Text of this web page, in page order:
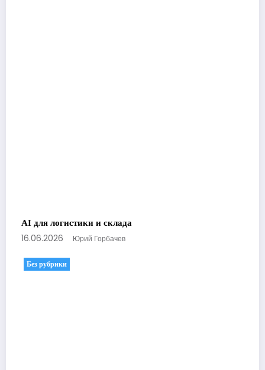
AI для логистики и склада
16.06.2026 Юрий Горбачев
Без рубрики